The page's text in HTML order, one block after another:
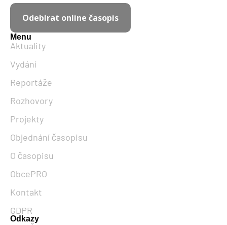
Odebírat online časopis
Menu
Aktuality
Vydání
Reportáže
Rozhovory
Projekty
Objednání časopisu
O časopisu
ObcePRO
Kontakt
GDPR
Odkazy